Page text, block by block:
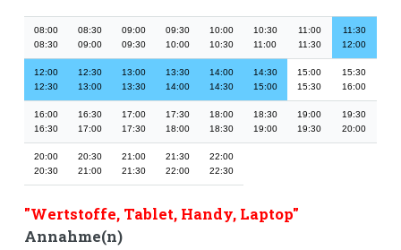
08:00
08:30
08:30
09:00
09:00
09:30
09:30
10:00
10:00
10:30
10:30
11:00
11:00
11:30
11:30
12:00
12:00
12:30
12:30
13:00
13:00
13:30
13:30
14:00
14:00
14:30
14:30
15:00
15:00
15:30
15:30
16:00
16:00
16:30
16:30
17:00
17:00
17:30
17:30
18:00
18:00
18:30
18:30
19:00
19:00
19:30
19:30
20:00
20:00
20:30
20:30
21:00
21:00
21:30
21:30
22:00
22:00
22:30
"Wertstoffe, Tablet, Handy, Laptop"
Annahme(n)